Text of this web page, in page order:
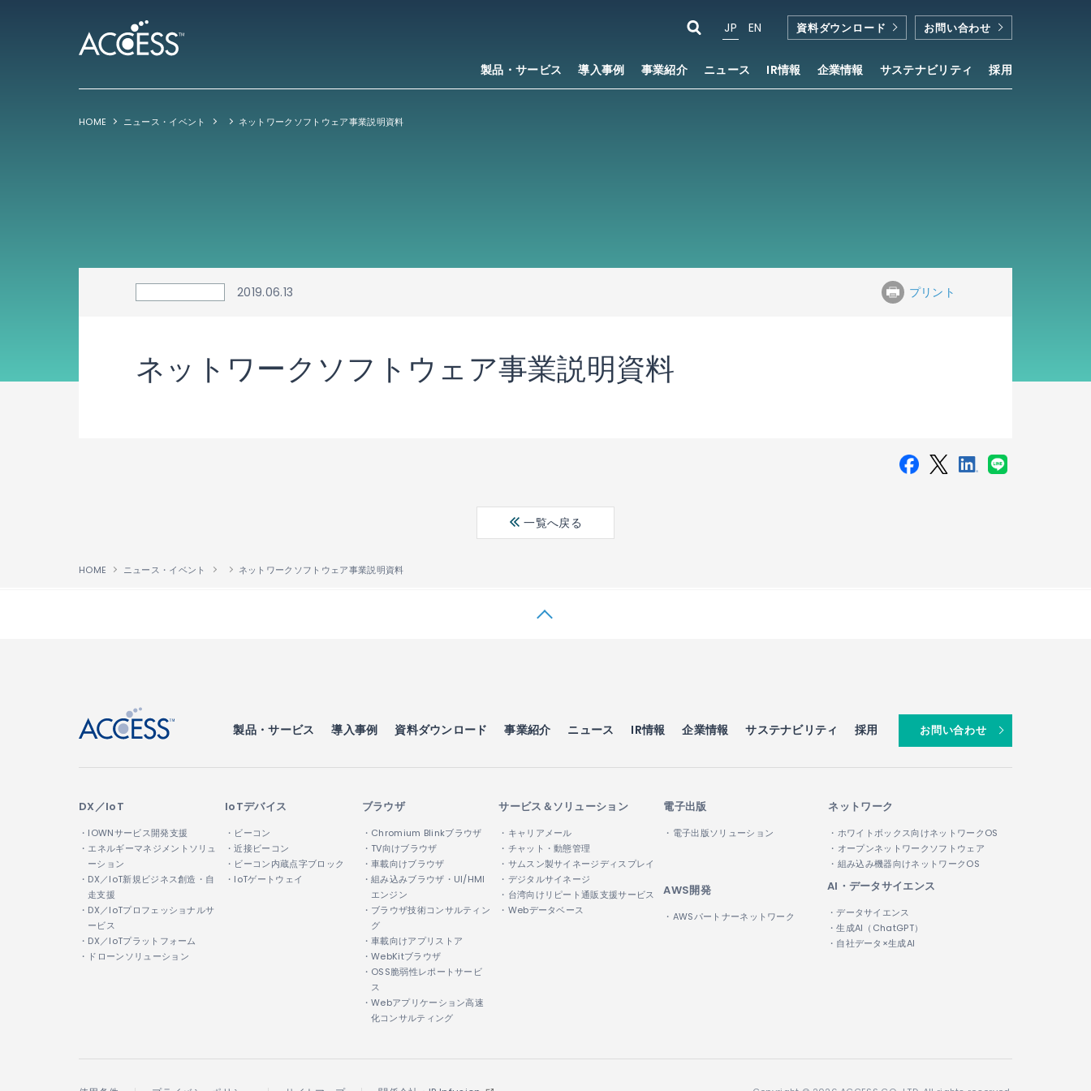
製品・サービス 導入事例 事業紹介 ニュース IR情報 企業情報 サステナビリティ 採用
JP EN 資料ダウンロード お問い合わせ
HOME ニュース・イベント ネットワークソフトウェア事業説明資料
2019.06.13 プリント
ネットワークソフトウェア事業説明資料
一覧へ戻る
HOME ニュース・イベント ネットワークソフトウェア事業説明資料
製品・サービス 導入事例 資料ダウンロード 事業紹介 ニュース IR情報 企業情報 サステナビリティ 採用 お問い合わせ
DX／IoT
・IOWNサービス開発支援
・エネルギーマネジメントソリュ
ーション
・DX／IoT新規ビジネス創造・自
走支援
・DX／IoTプロフェッショナルサ
ービス
・DX／IoTプラットフォーム
・ドローンソリューション
IoTデバイス
・ビーコン
・近接ビーコン
・ビーコン内蔵点字ブロック
・IoTゲートウェイ
ブラウザ
・Chromium Blinkブラウザ
・TV向けブラウザ
・車載向けブラウザ
・組み込みブラウザ・UI/HMI
エンジン
・ブラウザ技術コンサルティン
グ
・車載向けアプリストア
・WebKitブラウザ
・OSS脆弱性レポートサービ
ス
・Webアプリケーション高速
化コンサルティング
サービス＆ソリューション
・キャリアメール
・チャット・動態管理
・サムスン製サイネージディスプレイ
・デジタルサイネージ
・台湾向けリピート通販支援サービス
・Webデータベース
電子出版
・電子出版ソリューション
ネットワーク
・ホワイトボックス向けネットワークOS
・オープンネットワークソフトウェア
・組み込み機器向けネットワークOS
AWS開発
・AWSパートナーネットワーク
AI・データサイエンス
・データサイエンス
・生成AI（ChatGPT）
・自社データ×生成AI